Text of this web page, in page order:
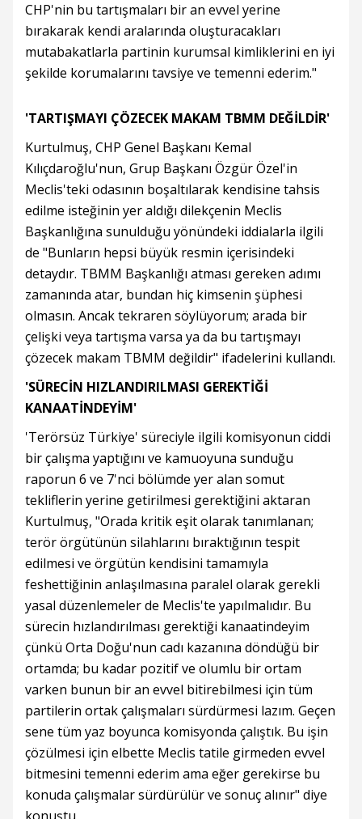
CHP'nin bu tartışmaları bir an evvel yerine
bırakarak kendi aralarında oluşturacakları
mutabakatlarla partinin kurumsal kimliklerini en iyi
şekilde korumalarını tavsiye ve temenni ederim."
'TARTIŞMAYI ÇÖZECEK MAKAM TBMM DEĞİLDİR'
Kurtulmuş, CHP Genel Başkanı Kemal
Kılıçdaroğlu'nun, Grup Başkanı Özgür Özel'in
Meclis'teki odasının boşaltılarak kendisine tahsis
edilme isteğinin yer aldığı dilekçenin Meclis
Başkanlığına sunulduğu yönündeki iddialarla ilgili
de "Bunların hepsi büyük resmin içerisindeki
detaydır. TBMM Başkanlığı atması gereken adımı
zamanında atar, bundan hiç kimsenin şüphesi
olmasın. Ancak tekraren söylüyorum; arada bir
çelişki veya tartışma varsa ya da bu tartışmayı
çözecek makam TBMM değildir" ifadelerini kullandı.
'SÜRECİN HIZLANDIRILMASI GEREKTİĞİ
KANAATİNDEYİM'
'Terörsüz Türkiye' süreciyle ilgili komisyonun ciddi
bir çalışma yaptığını ve kamuoyuna sunduğu
raporun 6 ve 7'nci bölümde yer alan somut
tekliflerin yerine getirilmesi gerektiğini aktaran
Kurtulmuş, "Orada kritik eşit olarak tanımlanan;
terör örgütünün silahlarını bıraktığının tespit
edilmesi ve örgütün kendisini tamamıyla
feshettiğinin anlaşılmasına paralel olarak gerekli
yasal düzenlemeler de Meclis'te yapılmalıdır. Bu
sürecin hızlandırılması gerektiği kanaatindeyim
çünkü Orta Doğu'nun cadı kazanına döndüğü bir
ortamda; bu kadar pozitif ve olumlu bir ortam
varken bunun bir an evvel bitirebilmesi için tüm
partilerin ortak çalışmaları sürdürmesi lazım. Geçen
sene tüm yaz boyunca komisyonda çalıştık. Bu işin
çözülmesi için elbette Meclis tatile girmeden evvel
bitmesini temenni ederim ama eğer gerekirse bu
konuda çalışmalar sürdürülür ve sonuç alınır" diye